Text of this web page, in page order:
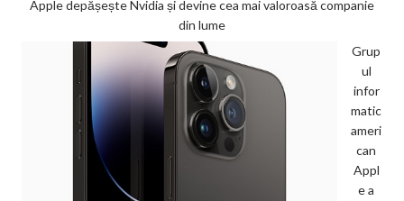
Apple depășește Nvidia și devine cea mai valoroasă companie
din lume
Grup
ul
infor
matic
ameri
can
Appl
e a